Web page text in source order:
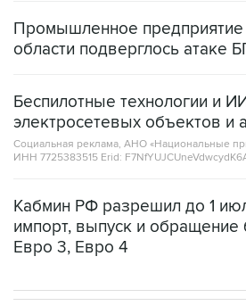
Беспилотные технологии и
Социальная реклама, АНО «Национальные
ИНН 7725383515 Erid:
Кабмин РФ разрешил до 1
Евро 3, Евро 4